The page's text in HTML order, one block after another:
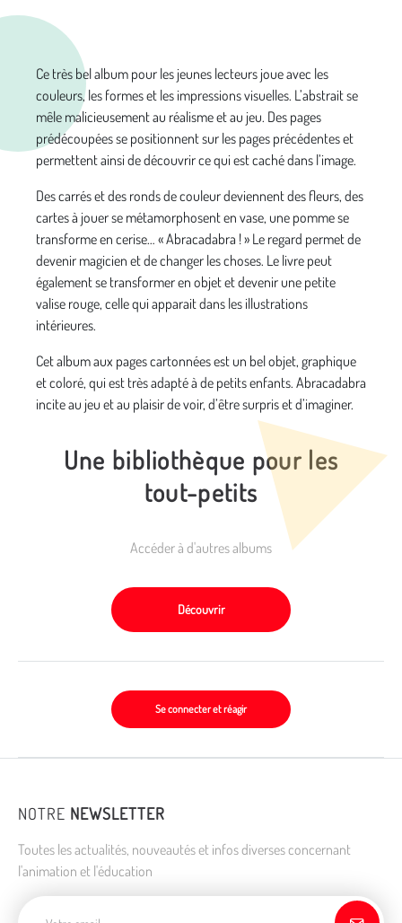
Ce très bel album pour les jeunes lecteurs joue avec les
couleurs, les formes et les impressions visuelles. L’abstrait se
mêle malicieusement au réalisme et au jeu. Des pages
prédécoupées se positionnent sur les pages précédentes et
permettent ainsi de découvrir ce qui est caché dans l’image.
Des carrés et des ronds de couleur deviennent des fleurs, des
cartes à jouer se métamorphosent en vase, une pomme se
transforme en cerise… « Abracadabra ! » Le regard permet de
devenir magicien et de changer les choses. Le livre peut
également se transformer en objet et devenir une petite
valise rouge, celle qui apparait dans les illustrations
intérieures.
Cet album aux pages cartonnées est un bel objet, graphique
et coloré, qui est très adapté à de petits enfants. Abracadabra
incite au jeu et au plaisir de voir, d’être surpris et d’imaginer.
Une bibliothèque pour les
tout-petits
Accéder à d'autres albums
Découvrir
Se connecter et réagir
NOTRE NEWSLETTER
Toutes les actualités, nouveautés et infos diverses concernant
l'animation et l'éducation